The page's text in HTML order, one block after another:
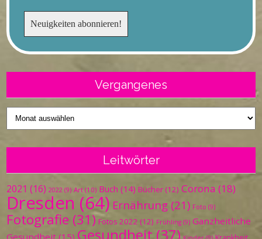
Vergangenes
Vergangenes
Leitwörter
2021 (16) 2022 (9) Art (10) Buch (14) Bücher (12) Corona (18)
Dresden (64) Ernährung (21) Foto (9)
Fotografie (31) Fotos 2022 (12) Frühling (9) Ganzheitliche
Gesundheit (15) Gesundheit (37)